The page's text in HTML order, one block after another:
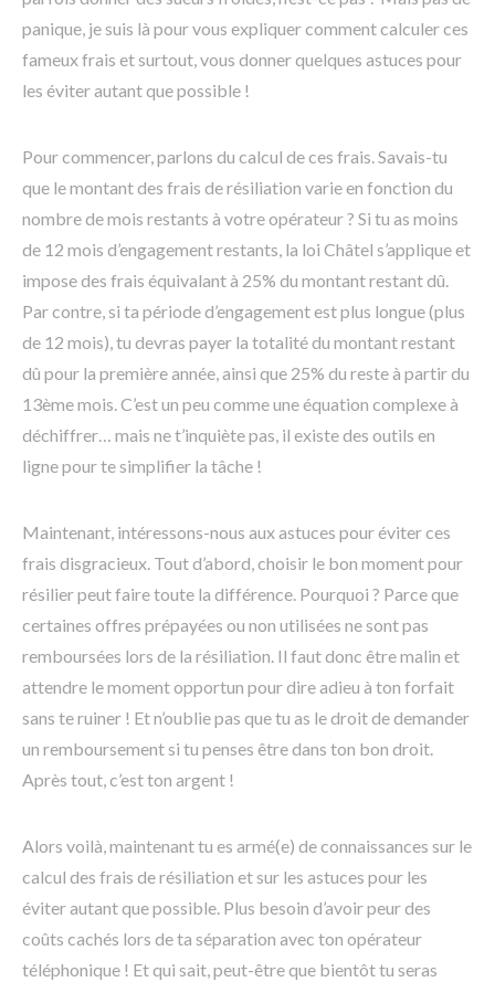
panique, je suis là pour vous expliquer comment calculer ces
fameux frais et surtout, vous donner quelques astuces pour
les éviter autant que possible !
Pour commencer, parlons du calcul de ces frais. Savais-tu
que le montant des frais de résiliation varie en fonction du
nombre de mois restants à votre opérateur ? Si tu as moins
de 12 mois d’engagement restants, la loi Châtel s’applique et
impose des frais équivalant à 25% du montant restant dû.
Par contre, si ta période d’engagement est plus longue (plus
de 12 mois), tu devras payer la totalité du montant restant
dû pour la première année, ainsi que 25% du reste à partir du
13ème mois. C’est un peu comme une équation complexe à
déchiffrer… mais ne t’inquiète pas, il existe des outils en
ligne pour te simplifier la tâche !
Maintenant, intéressons-nous aux astuces pour éviter ces
frais disgracieux. Tout d’abord, choisir le bon moment pour
résilier peut faire toute la différence. Pourquoi ? Parce que
certaines offres prépayées ou non utilisées ne sont pas
remboursées lors de la résiliation. Il faut donc être malin et
attendre le moment opportun pour dire adieu à ton forfait
sans te ruiner ! Et n’oublie pas que tu as le droit de demander
un remboursement si tu penses être dans ton bon droit.
Après tout, c’est ton argent !
Alors voilà, maintenant tu es armé(e) de connaissances sur le
calcul des frais de résiliation et sur les astuces pour les
éviter autant que possible. Plus besoin d’avoir peur des
coûts cachés lors de ta séparation avec ton opérateur
téléphonique ! Et qui sait, peut-être que bientôt tu seras